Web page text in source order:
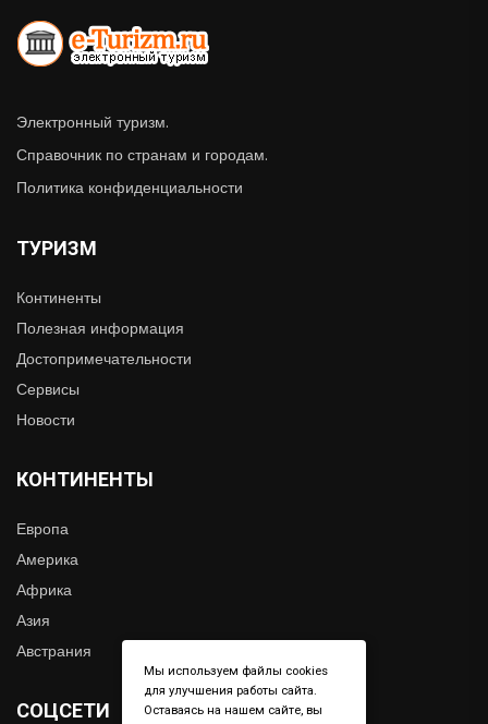
Электронный туризм.
Справочник по странам и городам.
Политика конфиденциальности
ТУРИЗМ
Континенты
Полезная информация
Достопримечательности
Сервисы
Новости
КОНТИНЕНТЫ
Европа
Америка
Африка
Азия
Австрания
СОЦСЕТИ
Мы используем файлы cookies
для улучшения работы сайта.
Оставаясь на нашем сайте, вы